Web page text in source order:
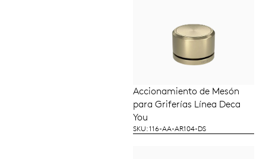
LEER MÁS
Accionamiento de Mesón
para Griferías Línea Deca
You
SKU: 116-AA-AR104-DS